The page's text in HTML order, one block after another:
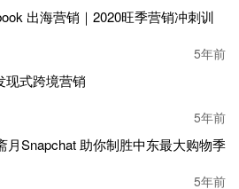
的到账款还没结汇的卖家，直接喷
依赖第四季度销售，旺季销售在全
更是已经哭晕在厕所。
左右的，就像明知每年年底人民币
，有外贸卖家表示，这几年因为年
损失都可以买一辆宝马了。
币升值是惯例，不需要着急，年后
出海营销｜2020旺季营销冲刺训
5年前
现式跨境营销
5年前
月Snapchat 助你制胜中东最大购物季
5年前